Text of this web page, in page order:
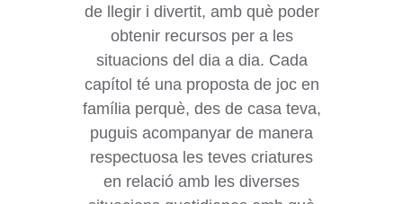
de llegir i divertit, amb què poder
obtenir recursos per a les
situacions del dia a dia. Cada
capítol té una proposta de joc en
família perquè, des de casa teva,
puguis acompanyar de manera
respectuosa les teves criatures
en relació amb les diverses